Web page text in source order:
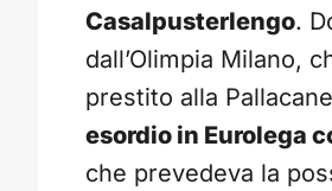
Casalpusterlengo.
dall’Olimpia Milano,
prestito alla
esordio in Eurolega
che prevedeva la